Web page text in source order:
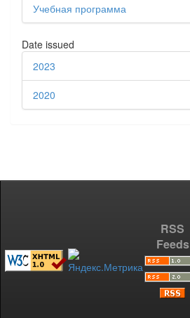
Учебная программа
Date issued
2023
2020
RSS
Feeds